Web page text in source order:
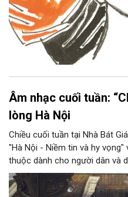
Âm nhạc cuối tuần:
lòng Hà Nội
Chiều cuối tuần tại Nhà Bát
"Hà Nội - Niềm tin và hy
thuộc dành cho người dân và
điệu jazz kinh điển của thế
diễn của NSƯT Quyền Văn